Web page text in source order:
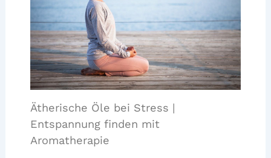
Ätherische Öle bei Stress |
Entspannung finden mit
Aromatherapie